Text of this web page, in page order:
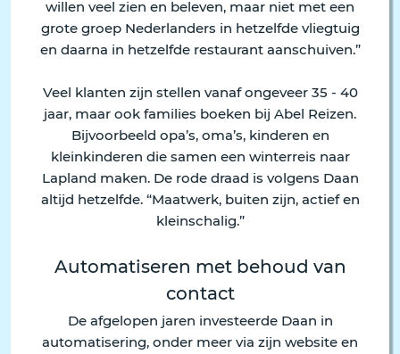
willen veel zien en beleven, maar niet met een
grote groep Nederlanders in hetzelfde vliegtuig
en daarna in hetzelfde restaurant aanschuiven.”
Veel klanten zijn stellen vanaf ongeveer 35 - 40
jaar, maar ook families boeken bij Abel Reizen.
Bijvoorbeeld opa’s, oma’s, kinderen en
kleinkinderen die samen een winterreis naar
Lapland maken. De rode draad is volgens Daan
altijd hetzelfde. “Maatwerk, buiten zijn, actief en
kleinschalig.”
Automatiseren met behoud van
contact
De afgelopen jaren investeerde Daan in
automatisering, onder meer via zijn website en